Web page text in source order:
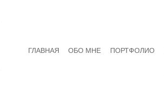
ПОРТФОЛИО
ОБО МНЕ
ГЛАВНАЯ